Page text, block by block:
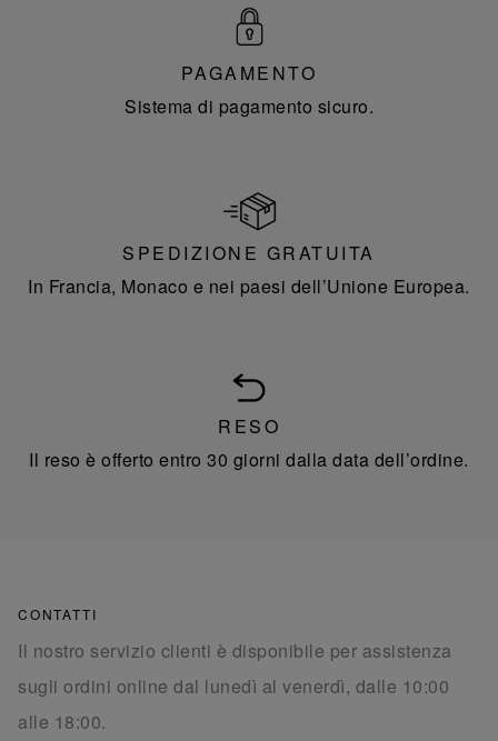
PAGAMENTO
Sistema di pagamento sicuro.
SPEDIZIONE GRATUITA
In Francia, Monaco e nei paesi dell’Unione Europea.
RESO
Il reso è offerto entro 30 giorni dalla data dell’ordine.
CONTATTI
Il nostro servizio clienti è disponibile per assistenza
sugli ordini online dal lunedì al venerdì, dalle 10:00
alle 18:00.